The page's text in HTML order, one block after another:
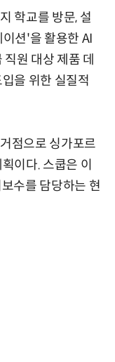
학교를 방문, 설
션'을 활용한 AI
원 대상 제품 데
을 위한 실질적
점으로 싱가포르
이다. 스쿱은 이
수를 담당하는 현